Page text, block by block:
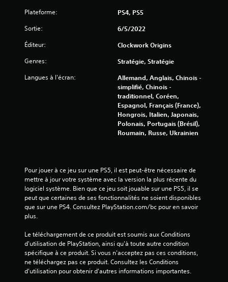
Plateforme: PS4, PS5
Sortie: 6/5/2022
Éditeur: Clockwork Origins
Genres: Stratégie, Stratégie
Langues à l'écran:
Allemand, Anglais, Chinois -
simplifié, Chinois -
traditionnel, Coréen,
Espagnol, Français (France),
Hongrois, Italien, Japonais,
Polonais, Portugais (Brésil),
Roumain, Russe, Ukrainien
Pour jouer à ce jeu sur une PS5, il est peut-être nécessaire de
mettre à jour votre système avec la version la plus récente du
logiciel système. Bien que ce jeu soit jouable sur une PS5, il se
peut que certaines de ses fonctionnalités ne soient disponibles
que sur une PS4. Consultez PlayStation.com/bc pour en savoir
plus.
Le téléchargement de ce produit est soumis aux Conditions
d'utilisation de PlayStation, ainsi qu'à toute autre condition
spécifique à ce produit. Si vous n'acceptez pas ces conditions,
ne téléchargez pas ce produit. Consultez les Conditions
d'utilisation pour obtenir d'autres informations importantes.